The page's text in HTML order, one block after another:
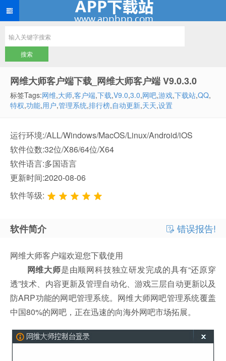
网维大师客户端下载_网维大师客户端 V9.0.3.0
标签Tags:网维,大师,客户端,下载,V9.0,3.0,网吧,游戏,下载站,QQ,
特权,功能,用户,管理系统,排行榜,自动更新,天天,设置
运行环境:/ALL/Windows/MacOS/Linux/Android/iOS
软件位数:32位/X86/64位/X64
软件语言:多国语言
更新时间:2020-08-06
软件等级:
软件简介 错误报告!
网维大师客户端欢迎您下载使用
网维大师是由顺网科技独立研发完成的具有“还原穿
透”技术、内容更新及管理自动化、游戏三层自动更新以及
防ARP功能的网吧管理系统。网维大师网吧管理系统覆盖
中国80%的网吧，正在迅速的向海外网吧市场拓展。